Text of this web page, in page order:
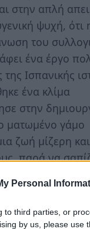
Personal
to third parties, or
by us, please use
στην απλή
ψυχή, ότι
του
ένα έργο
Ισπανικής
ένα κλίμα
στην
ματωμένο γάμο
ζωή μίζερη και
παρά να